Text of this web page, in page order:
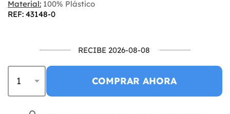
Material: 100% Plástico
REF: 43148-0
RECIBE 2026-08-08
COMPRAR AHORA